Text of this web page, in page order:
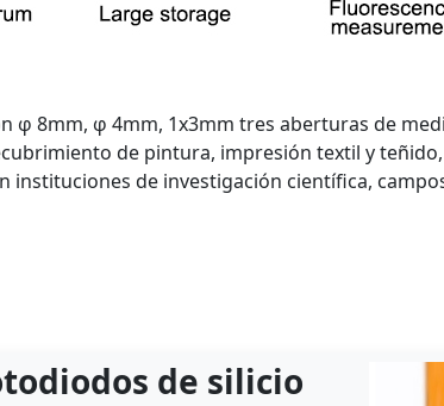
φ 8mm, φ 4mm, 1x3mm tres aberturas de
de pintura, impresión textil y
instituciones de investigación científica,
de silicio